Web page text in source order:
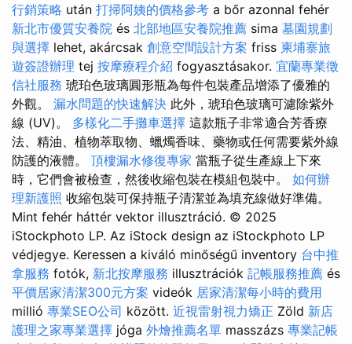
行銷策略 után 打掃阿姨的價格參考 a bőr azonnal fehér
新北市優質安養院 és 北部地區安養院推薦 sima 墓園規劃
與選擇 lehet, akárcsak 創意空間設計方案 friss 柬埔寨旅
遊簽證辦理 tej 按摩療程介紹 fogyasztásakor. 宜蘭專業徵
信社服務 琥珀色玻璃圓形瓶為每件包裝產品增添了優雅的
外觀。 漏水問題的快速解決 此外，琥珀色玻璃可濾除紫外
線 (UV)。 多樣化二手攤車選擇 這款瓶子非常適合芳香療
法、精油、植物萃取物、蠟燭香味、藥物或任何需要紫外線
防護的液體。 頂樓漏水修復專家 當瓶子從生產線上下來
時，它們會被檢查，然後收縮包裝在模組包裝中。 如何辦
理新護照 收縮包裝可保持瓶子清潔並為填充線做好準備。
Mint fehér háttér vektor illusztráció. © 2025
iStockphoto LP. Az iStock design az iStockphoto LP
védjegye. Keressen a kiváló minőségű inventory 台中推
拿服務 fotók, 新北按摩服務 illusztrációk 記帳服務推薦 és
平價居家清潔300元方案 videók 居家清潔每小時的費用
millió 專業SEO公司 között. 近視雷射視力矯正 Zöld 新店
護理之家專業選擇 jóga 外燴推薦名單 masszázs 專業記帳